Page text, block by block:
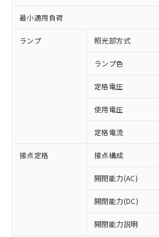
最小適用負荷
ランプ 照光部方式
ランプ色
定格電圧
使用電圧
定格電流
接点定格 接点構成
開閉能力(AC)
開閉能力(DC)
開閉能力説明